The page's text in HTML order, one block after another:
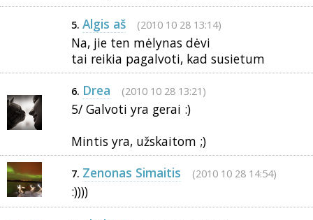
5. Algis aš (2010 10 28 13:14)
Na, jie ten mėlynas dėvi
tai reikia pagalvoti, kad susietum
6. Drea (2010 10 28 13:21)
5/ Galvoti yra gerai :)
Mintis yra, užskaitom ;)
7. Zenonas Simaitis (2010 10 28 14:54)
:))))